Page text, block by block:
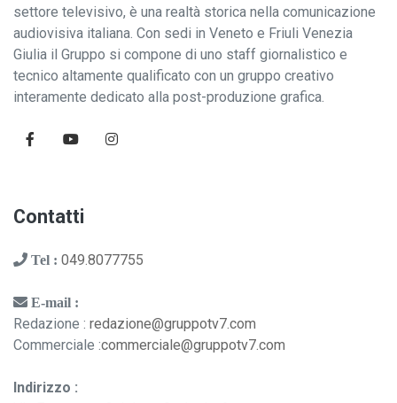
settore televisivo, è una realtà storica nella comunicazione
audiovisiva italiana. Con sedi in Veneto e Friuli Venezia
Giulia il Gruppo si compone di uno staff giornalistico e
tecnico altamente qualificato con un gruppo creativo
interamente dedicato alla post-produzione grafica.
Contatti
Tel : 049.8077755
E-mail :
Redazione : redazione@gruppotv7.com
Commerciale :commerciale@gruppotv7.com
Indirizzo :